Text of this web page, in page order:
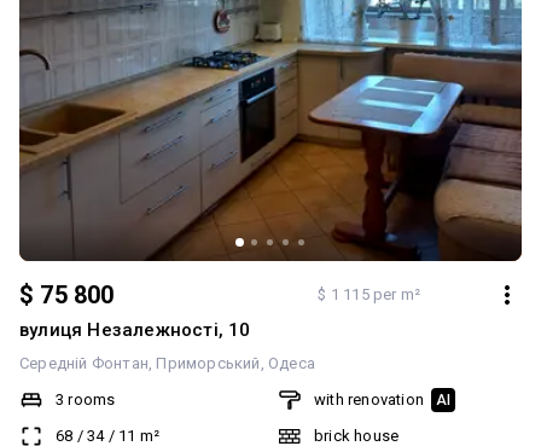
Після перегляду ви самі приймете прагматичне та обґрунтоване
рішення. Телефонуйте для організації перегляду 0638682729
$ 75 800 $ 1 115 per m²
вулиця Незалежності, 10
Середній Фонтан Приморський Одеса
3 rooms
68 / 34/ 11 m²
with renovation AI
brick house